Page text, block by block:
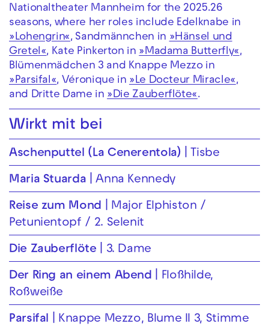
Nationaltheater Mannheim for the 2025.26
seasons, where her roles include Edelknabe in
»Lohengrin«, Sandmännchen in »Hänsel und
Gretel«, Kate Pinkerton in »Madama Butterfly«,
Blümenmädchen 3 and Knappe Mezzo in
»Parsifal«, Véronique in »Le Docteur Miracle«,
and Dritte Dame in »Die Zauberflöte«.
Wirkt mit bei
Aschenputtel (La Cenerentola) Tisbe
Maria Stuarda Anna Kennedy
Reise zum Mond
Major Elphiston /
Petunientopf / 2. Selenit
Die Zauberflöte 3. Dame
Der Ring an einem Abend
Floßhilde,
Roßweiße
Parsifal
Knappe Mezzo, Blume II 3, Stimme